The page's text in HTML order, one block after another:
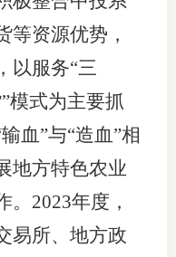
等资源优势，
以服务“三
模式为主要抓
血”与“造血”相
地方特色农业
2023年度，
易所、地方政